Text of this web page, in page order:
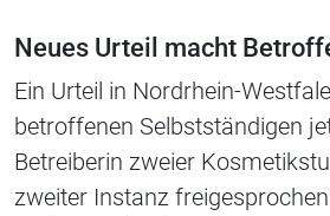
Neues Urteil macht
Ein Urteil in Nordrhein-
betroffenen Selbstständigen
Betreiberin zweier
zweiter Instanz